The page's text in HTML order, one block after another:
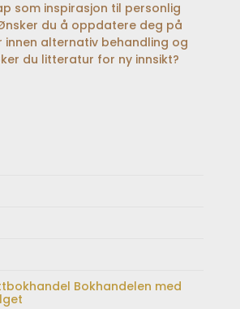
som inspirasjon til personlig
du å oppdatere deg på
alternativ behandling og
du litteratur for ny innsikt?
Bokhandelen med